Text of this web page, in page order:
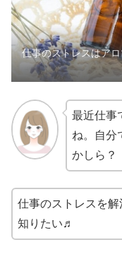
仕事のストレスはア
最近仕事
ね。自分
かしら？
仕事のストレスを
知りたい♬